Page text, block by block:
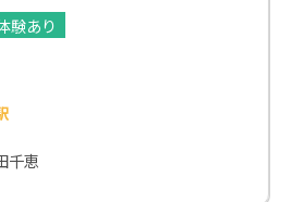
験あり
千恵